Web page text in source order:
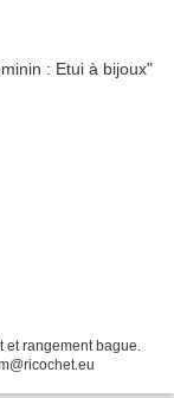
et rangement bague.